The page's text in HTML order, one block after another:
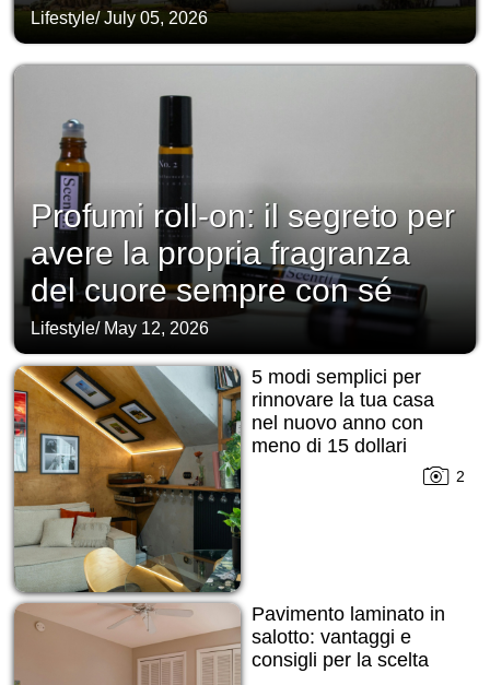
Lifestyle/July 05, 2026
Profumi roll-on: il segreto per
avere la propria fragranza
del cuore sempre con sé
Lifestyle/ May 12, 2026
5 modi semplici per
rinnovare la tua casa
nel nuovo anno con
meno di 15 dollari
2
Pavimento laminato in
salotto: vantaggi e
consigli per la scelta